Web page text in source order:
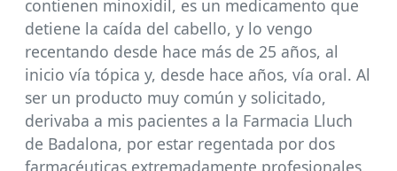
contienen minoxidil, es un medicamento que
detiene la caída del cabello, y lo vengo
recentando desde hace más de 25 años, al
inicio vía tópica y, desde hace años, vía oral. Al
ser un producto muy común y solicitado,
derivaba a mis pacientes a la Farmacia Lluch
de Badalona, por estar regentada por dos
farmacéuticas extremadamente profesionales,